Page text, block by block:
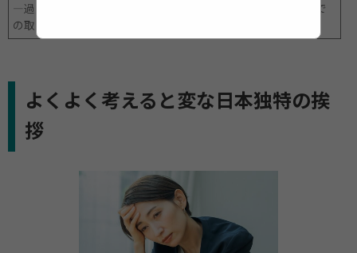
―過労死等防止調査研究センター（RECORDs）の成果と職域で
の取り入れ方
よくよく考えると変な日本独特の挨
拶